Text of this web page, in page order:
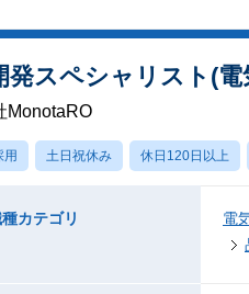
発スペシャリスト(
MonotaRO
用 土日祝休み 休日120日以上
カテゴリ 電